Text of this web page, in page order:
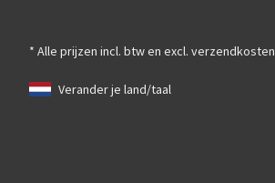
* Alle prijzen incl. btw en excl. verzendkosten
Verander je land/taal